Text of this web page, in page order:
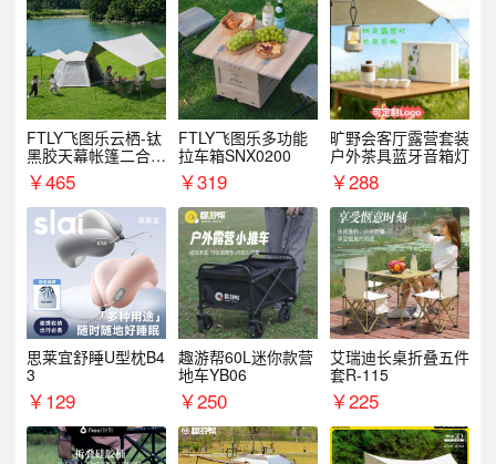
FTLY飞图乐云栖-钛
黑胶天幕帐篷二合一
TMTZ0201
￥465
FTLY飞图乐多功能
拉车箱SNX0200
￥319
旷野会客厅露营套装
户外茶具蓝牙音箱灯
￥288
思莱宜舒睡U型枕B4
3
￥129
趣游帮60L迷你款营
地车YB06
￥250
艾瑞迪长桌折叠五件
套R-115
￥225